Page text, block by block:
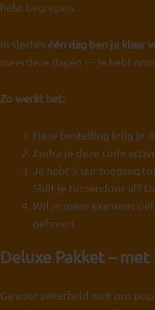
hebt begrepen.
In slechts één dag ben je klaar
meerdere dagen — je hebt
Zo werkt het:
Na je bestelling krijg je
Zodra je deze code
Je hebt 5 uur toegang
Sluit je tussendoor af?
Wil je meer examens
oefenen.
Deluxe Pakket –
Ga voor zekerheid met ons